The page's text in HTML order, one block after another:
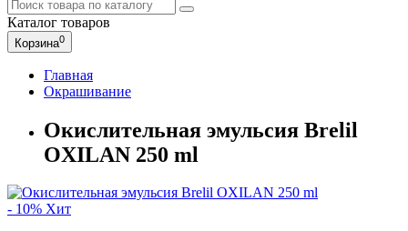
Каталог товаров
Корзина0
Главная
Окрашивание
Окислительная эмульсия Brelil
OXILAN 250 ml
- 10% Хит